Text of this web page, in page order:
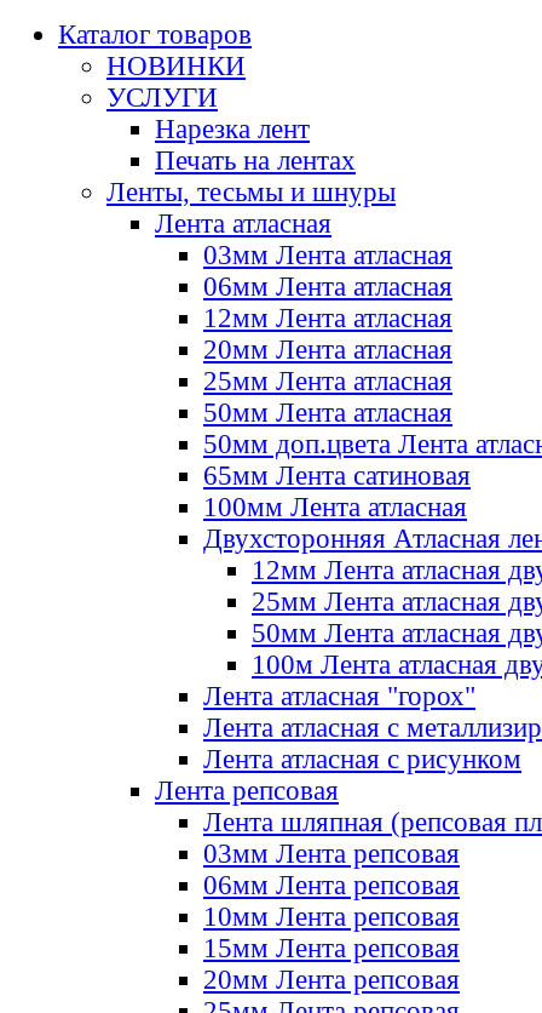
Каталог товаров
НОВИНКИ
УСЛУГИ
Нарезка лент
Печать на лентах
Ленты, тесьмы и шнуры
Лента атласная
03мм Лента атласная
06мм Лента атласная
12мм Лента атласная
20мм Лента атласная
25мм Лента атласная
50мм Лента атласная
50мм доп.цвета Лента
65мм Лента сатиновая
100мм Лента атласная
Двухсторонняя Атласная
12мм Лента атласная
25мм Лента атласная
50мм Лента атласная
100м Лента атласная
Лента атласная "горох"
Лента атласная с
Лента атласная с рисунком
Лента репсовая
Лента шляпная (репсовая
03мм Лента репсовая
06мм Лента репсовая
10мм Лента репсовая
15мм Лента репсовая
20мм Лента репсовая